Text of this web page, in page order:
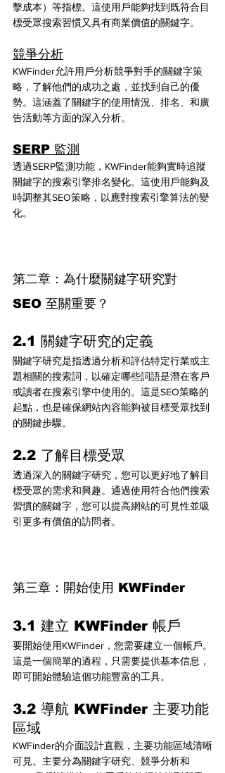
擊成本）等指標。這使用戶能夠找到既符合目
標受眾搜索習慣又具有商業價值的關鍵字。
競爭分析
KWFinder允許用戶分析競爭對手的關鍵字策
略，了解他們的成功之處，並找到自己的優
勢。這涵蓋了關鍵字的使用情況、排名、和廣
告活動等方面的深入分析。
SERP 監測
透過SERP監測功能，KWFinder能夠實時追蹤
關鍵字的搜索引擎排名變化。這使用戶能夠及
時調整其SEO策略，以應對搜索引擎算法的變
化。
第二章：為什麼關鍵字研究對
SEO 至關重要？
2.1 關鍵字研究的定義
關鍵字研究是指透過分析和評估特定行業或主
題相關的搜索詞，以確定哪些詞語是潛在客戶
或讀者在搜索引擎中使用的。這是SEO策略的
起點，也是確保網站內容能夠被目標受眾找到
的關鍵步驟。
2.2 了解目標受眾
透過深入的關鍵字研究，您可以更好地了解目
標受眾的需求和興趣。通過使用符合他們搜索
習慣的關鍵字，您可以提高網站的可見性並吸
引更多有價值的訪問者。
第三章：開始使用 KWFinder
3.1 建立 KWFinder 帳戶
要開始使用KWFinder，您需要建立一個帳戶。
這是一個簡單的過程，只需要提供基本信息，
即可開始體驗這個功能豐富的工具。
3.2 導航 KWFinder 主要功能
區域
KWFinder的介面設計直觀，主要功能區域清晰
可見。主要分為關鍵字研究、競爭分析和